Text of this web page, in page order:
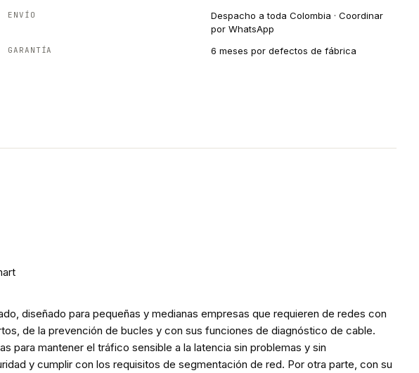
ENVÍO
Despacho a toda Colombia · Coordinar
por WhatsApp
GARANTÍA 6 meses por defectos de fábrica
diseñado para pequeñas y medianas empresas que requieren de redes con
de la prevención de bucles y con sus funciones de diagnóstico de cable.
para mantener el tráfico sensible a la latencia sin problemas y sin
y cumplir con los requisitos de segmentación de red. Por otra parte, con su